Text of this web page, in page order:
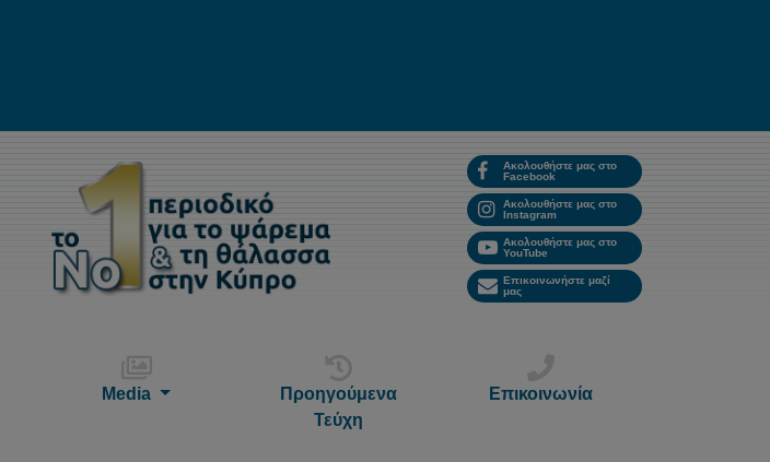
Ακολουθήστε μας στο
Facebook
Ακολουθήστε μας στο
Instagram
Ακολουθήστε μας στο
YouTube
Επικοινωνήστε μαζί
μας
Media
Προηγούμενα
Τεύχη
Επικοινωνία